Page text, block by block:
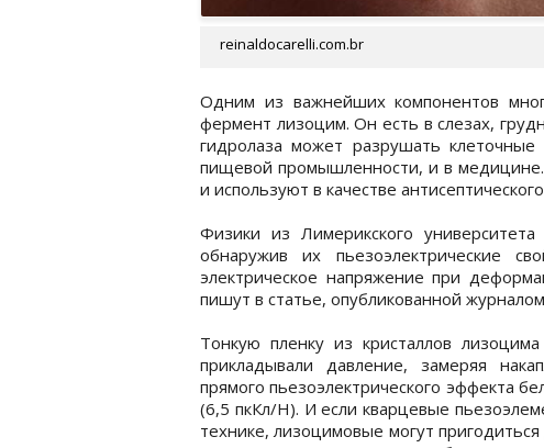
reinaldocarelli.com.br
Одним из важнейших компонентов
фермент лизоцим. Он есть в слезах,
гидролаза может разрушать
пищевой промышленности, и в
и используют в качестве
Физики из Лимерикского
обнаружив их пьезоэлектрические
электрическое напряжение при
пишут в статье, опубликованной журналом
Тонкую пленку из кристаллов
прикладывали давление, замеряя
прямого пьезоэлектрического эффекта
(6,5 пкКл/Н). И если кварцевые
технике, лизоцимовые могут